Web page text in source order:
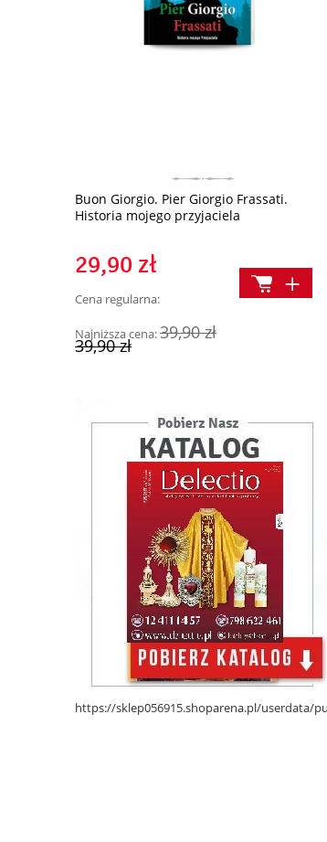
Buon Giorgio. Pier Giorgio Frassati.
Historia mojego przyjaciela
29,90 zł
Cena regularna:
39,90 zł
Najniższa cena:39,90 zł
https://sklep056915.shoparena.pl/userdata/